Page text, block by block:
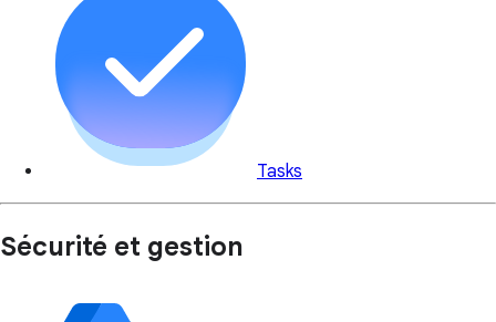
Tasks
Sécurité et gestion